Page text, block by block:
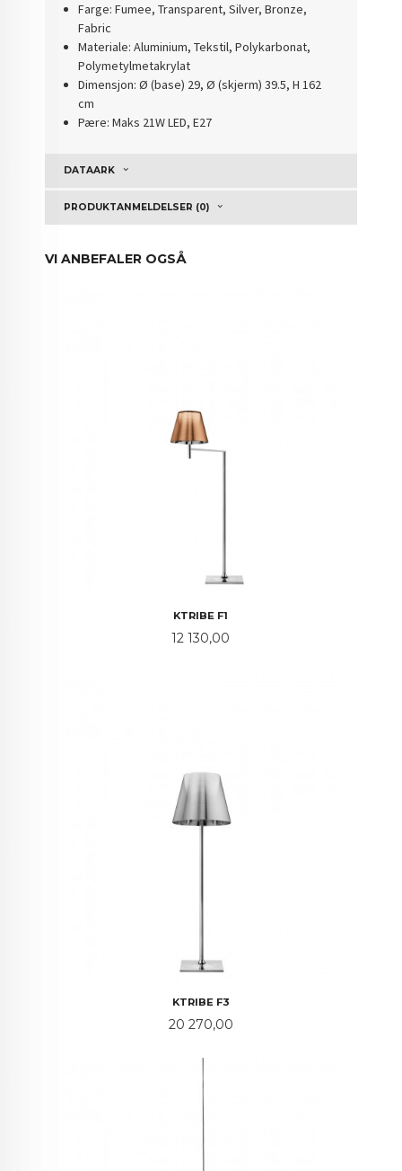
Farge: Fumee, Transparent, Silver, Bronze,
Fabric
Materiale: Aluminium, Tekstil, Polykarbonat,
Polymetylmetakrylat
Dimensjon: Ø (base) 29, Ø (skjerm) 39.5, H 162
cm
Pære: Maks 21W LED, E27
DATAARK
PRODUKTANMELDELSER (0)
VI ANBEFALER OGSÅ
KTRIBE F1
Pris
12 130,00
KTRIBE F3
Pris
20 270,00